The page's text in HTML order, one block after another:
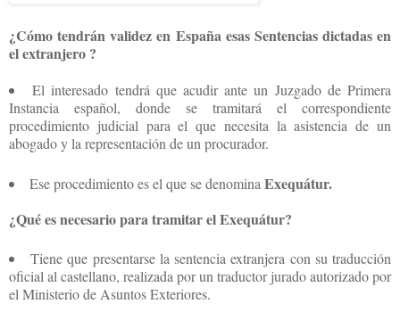
¿Cómo tendrán validez en España esas Sentencias dictadas en
el extranjero ?
El interesado tendrá que acudir ante un Juzgado de Primera
Instancia español, donde se tramitará el correspondiente
procedimiento judicial para el que necesita la asistencia de un
abogado y la representación de un procurador.
Ese procedimiento es el que se denomina Exequátur.
¿Qué es necesario para tramitar el Exequátur?
Tiene que presentarse la sentencia extranjera con su traducción
oficial al castellano, realizada por un traductor jurado autorizado por
el Ministerio de Asuntos Exteriores.